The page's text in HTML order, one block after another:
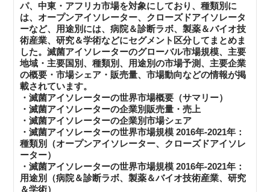
パ、中東・アフリカ市場を対象にしており、種類別に
は、オープンアイソレーター、クローズドアイソレータ
ーなど、用途別には、病院＆診断ラボ、製薬＆バイオ技
術産業、研究＆学術などにセグメント区分してまとめま
した。滅菌アイソレーターのグローバル市場規模、主要
地域・主要国別、種類別、用途別の市場予測、主要企業
の概要・市場シェア・販売量、市場動向などの情報が掲
載されています。
・滅菌アイソレーターの世界市場概要（サマリー）
・滅菌アイソレーターの企業別販売量・売上
・滅菌アイソレーターの企業別市場シェア
・滅菌アイソレーターの世界市場規模 2016年-2021年：
種類別（オープンアイソレーター、クローズドアイソレ
ーター）
・滅菌アイソレーターの世界市場規模 2016年-2021年：
用途別（病院＆診断ラボ、製薬＆バイオ技術産業、研究
＆学術）